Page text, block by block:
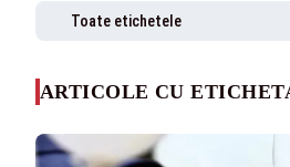
Toate etichetele
ARTICOLE CU